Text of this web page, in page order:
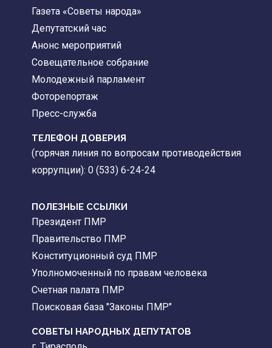
Газета «Советы народа»
Депутатский час
Анонс мероприятий
Совещательное собрание
Молодежный парламент
Фоторепортаж
Пресс-служба
ТЕЛЕФОН ДОВЕРИЯ
(горячая линия по вопросам противодействия
коррупции): 0 (533) 6-24-24
ПОЛЕЗНЫЕ ССЫЛКИ
Президент ПМР
Правительство ПМР
Конституционный суд ПМР
Уполномоченный по правам человека
Счетная палата ПМР
Поисковая база "Законы ПМР"
СОВЕТЫ НАРОДНЫХ ДЕПУТАТОВ